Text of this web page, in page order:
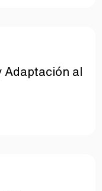
Adaptación al